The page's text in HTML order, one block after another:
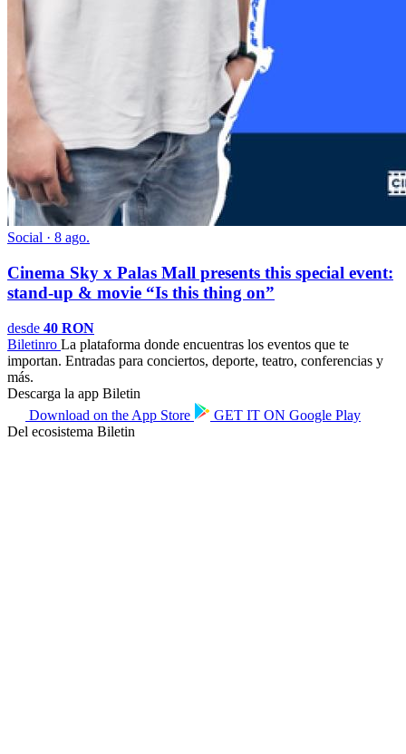
Social · 8 ago.
Cinema Sky x Palas Mall presents this special event:
stand-up & movie “Is this thing on”
desde 40 RON
Biletinro La plataforma donde encuentras los eventos que te
importan. Entradas para conciertos, deporte, teatro, conferencias y
más.
Descarga la app Biletin
Download on the App Store GET IT ON Google Play
Del ecosistema Biletin